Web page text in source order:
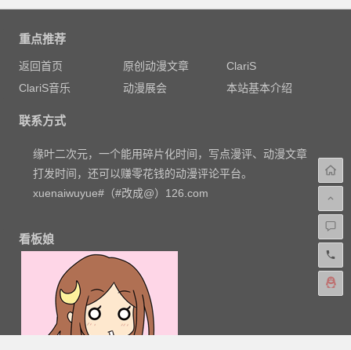
重点推荐
返回首页 原创动漫文章
ClariS
ClariS音乐
动漫展会 本站基本介绍
联系方式
缘叶二次元，一个能用碎片化时间，写点漫评、动漫文章
打发时间，还可以赚零花钱的动漫评论平台。
xuenaiwuyue#（#改成@）126.com
看板娘